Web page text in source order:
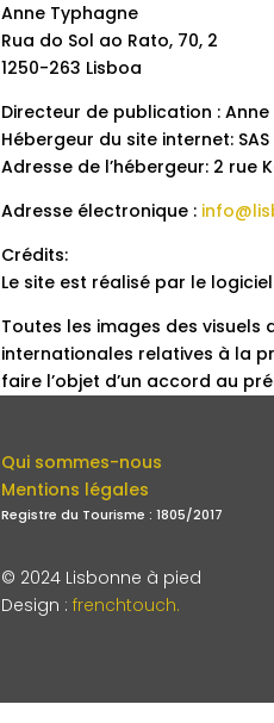
Anne Typhagne
Rua do Sol ao Rato, 70, 2
1250-263 Lisboa
Directeur de publication :
Hébergeur du site internet:
Adresse de l’hébergeur: 2 rue
Adresse électronique :
Crédits:
Le site est réalisé par le
Toutes les images des
internationales relatives à la
faire l’objet d’un accord au
Qui sommes-nous
Mentions légales
Registre du Tourisme : 1805/2017
© 2024 Lisbonne à pied
Design : frenchtouch.